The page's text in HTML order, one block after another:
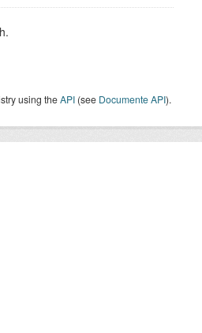
using theAPI (see Documente API).